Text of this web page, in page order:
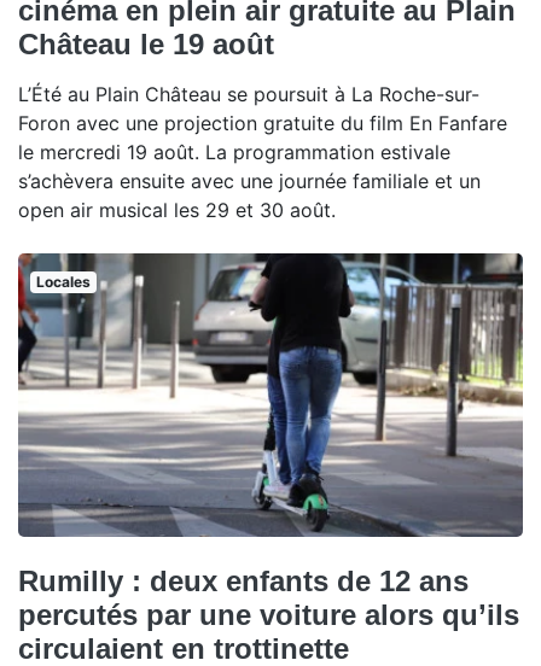
cinéma en plein air gratuite au Plain
Château le 19 août
L’Été au Plain Château se poursuit à La Roche-sur-
Foron avec une projection gratuite du film En Fanfare
le mercredi 19 août. La programmation estivale
s’achèvera ensuite avec une journée familiale et un
open air musical les 29 et 30 août.
Locales
Rumilly : deux enfants de 12 ans
percutés par une voiture alors qu’ils
circulaient en trottinette